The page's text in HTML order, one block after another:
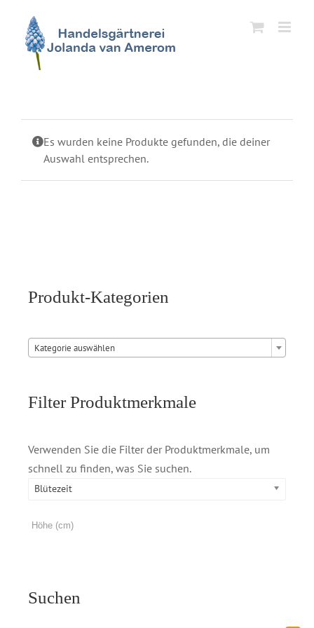
Inhalt
springen
Es wurden keine Produkte gefunden, die deiner
Auswahl entsprechen.
Produkt-Kategorien
Kategorie auswählen
Filter Produktmerkmale
Verwenden Sie die Filter der Produktmerkmale, um
schnell zu finden, was Sie suchen.
Blütezeit
Suchen